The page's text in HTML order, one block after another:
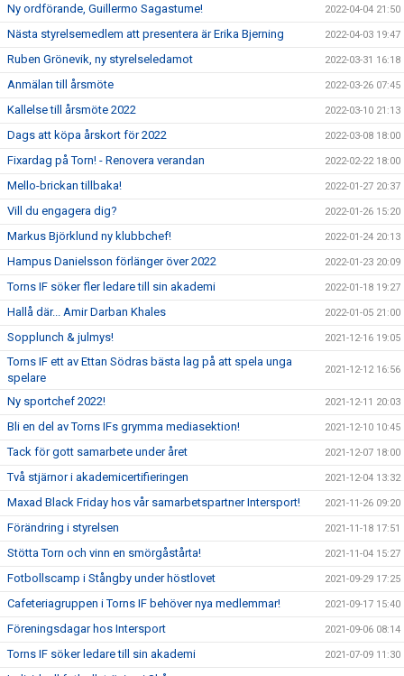
Ny ordförande, Guillermo Sagastume! 2022-04-04 21:50
Nästa styrelsemedlem att presentera är Erika Bjerning 2022-04-03 19:47
Ruben Grönevik, ny styrelseledamot 2022-03-31 16:18
Anmälan till årsmöte 2022-03-26 07:45
Kallelse till årsmöte 2022 2022-03-10 21:13
Dags att köpa årskort för 2022 2022-03-08 18:00
Fixardag på Torn! - Renovera verandan 2022-02-22 18:00
Mello-brickan tillbaka! 2022-01-27 20:37
Vill du engagera dig? 2022-01-26 15:20
Markus Björklund ny klubbchef! 2022-01-24 20:13
Hampus Danielsson förlänger över 2022 2022-01-23 20:09
Torns IF söker fler ledare till sin akademi 2022-01-18 19:27
Hallå där... Amir Darban Khales 2022-01-05 21:00
Sopplunch & julmys! 2021-12-16 19:05
Torns IF ett av Ettan Södras bästa lag på att spela unga
spelare
2021-12-12 16:56
Ny sportchef 2022! 2021-12-11 20:03
Bli en del av Torns IFs grymma mediasektion! 2021-12-10 10:45
Tack för gott samarbete under året 2021-12-07 18:00
Två stjärnor i akademicertifieringen 2021-12-04 13:32
Maxad Black Friday hos vår samarbetspartner Intersport! 2021-11-26 09:20
Förändring i styrelsen 2021-11-18 17:51
Stötta Torn och vinn en smörgåstårta! 2021-11-04 15:27
Fotbollscamp i Stångby under höstlovet 2021-09-29 17:25
Cafeteriagruppen i Torns IF behöver nya medlemmar! 2021-09-17 15:40
Föreningsdagar hos Intersport 2021-09-06 08:14
Torns IF söker ledare till sin akademi 2021-07-09 11:30